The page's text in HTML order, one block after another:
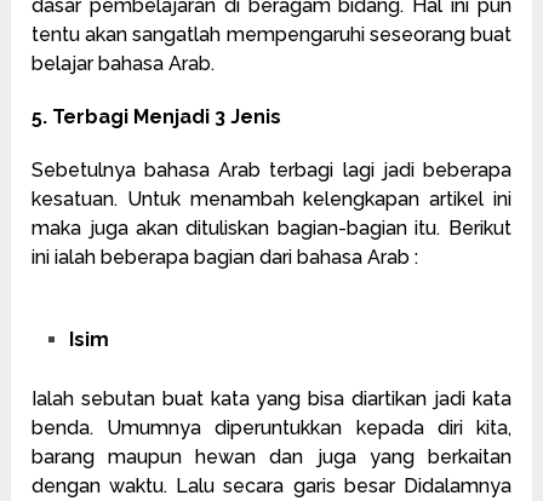
dasar pembelajaran di beragam bidang. Hal ini pun
tentu akan sangatlah mempengaruhi seseorang buat
belajar bahasa Arab.
5. Terbagi Menjadi 3 Jenis
Sebetulnya bahasa Arab terbagi lagi jadi beberapa
kesatuan. Untuk menambah kelengkapan artikel ini
maka juga akan dituliskan bagian-bagian itu. Berikut
ini ialah beberapa bagian dari bahasa Arab :
Isim
Ialah sebutan buat kata yang bisa diartikan jadi kata
benda. Umumnya diperuntukkan kepada diri kita,
barang maupun hewan dan juga yang berkaitan
dengan waktu. Lalu secara garis besar Didalamnya